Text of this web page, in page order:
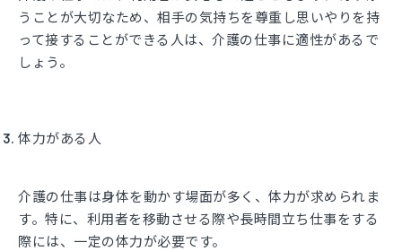
うことが大切なため、相手の気持ちを尊重し思いやりを持
って接することができる人は、介護の仕事に適性があるで
しょう。
体力がある人
介護の仕事は身体を動かす場面が多く、体力が求められま
す。特に、利用者を移動させる際や長時間立ち仕事をする
際には、一定の体力が必要です。